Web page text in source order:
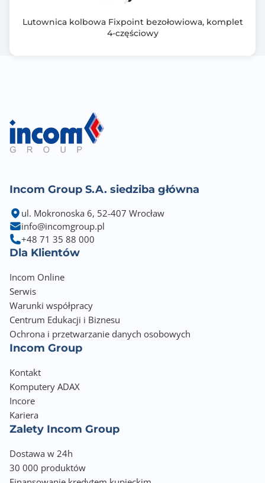
Lutownica kolbowa Fixpoint bezołowiowa, komplet
4-częściowy
Incom Group S.A. siedziba główna
ul. Mokronoska 6, 52-407 Wrocław
info@incomgroup.pl
+48 71 35 88 000
Dla Klientów
Incom Online
Serwis
Warunki współpracy
Centrum Edukacji i Biznesu
Ochrona i przetwarzanie danych osobowych
Incom Group
Kontakt
Komputery ADAX
Incore
Kariera
Zalety Incom Group
Dostawa w 24h
30 000 produktów